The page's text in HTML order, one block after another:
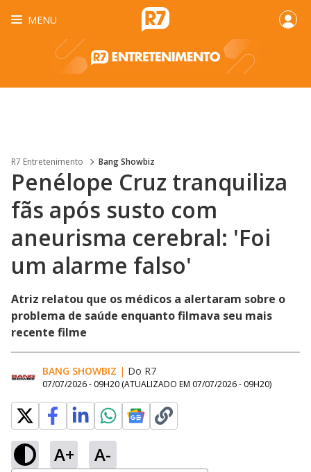
MENU
R7 Entretenimento Bang Showbiz
Penélope Cruz tranquiliza
fãs após susto com
aneurisma cerebral: 'Foi
um alarme falso'
Atriz relatou que os médicos a alertaram sobre o
problema de saúde enquanto filmava seu mais
recente filme
BANG SHOWBIZ | Do R7
07/07/2026 - 09H20 (ATUALIZADO EM 07/07/2026 - 09H20)
A+ A-